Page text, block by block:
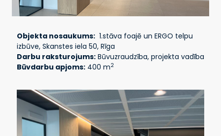
Objekta nosaukums: 1.stāva foajē un ERGO telpu
izbūve, Skanstes iela 50, Rīga
Darbu raksturojums: Būvuzraudzība, projekta vadība
Būvdarbu apjoms: 400 m2